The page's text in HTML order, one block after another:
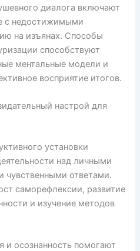
диалога включают
с недостижимыми
на изъянах. Способы
способствуют
ментальные модели и
восприятие итогов.
настрой для
установки
над личными
чувственными ответами.
саморефлексии, развитие
и изучение методов
и осознанность помогают